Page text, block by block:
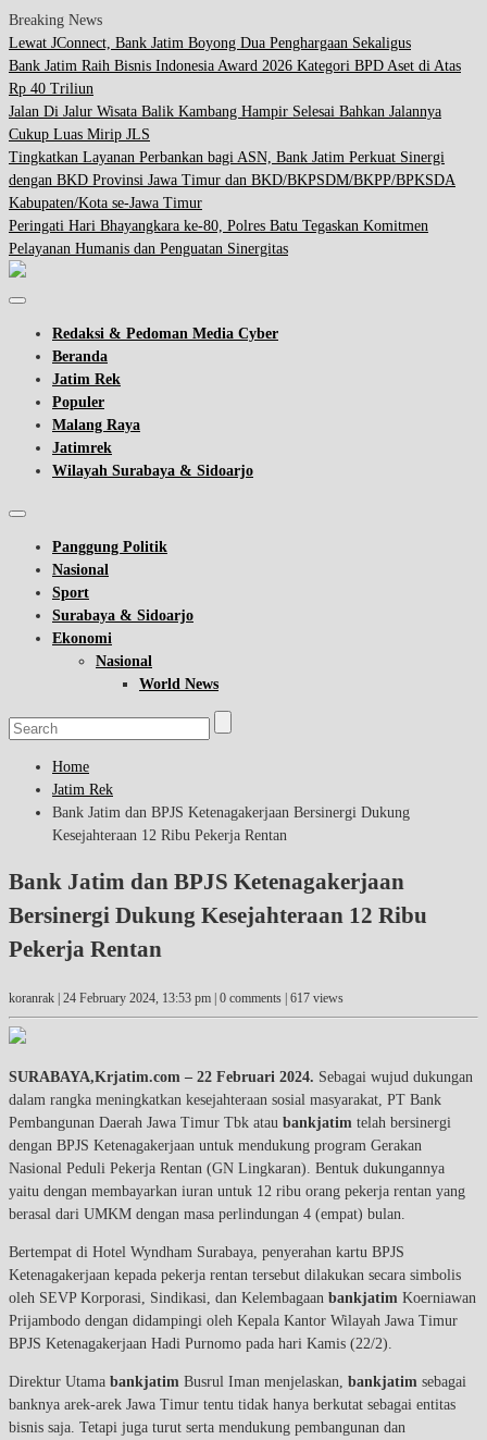
Breaking News
Lewat JConnect, Bank Jatim Boyong Dua Penghargaan Sekaligus
Bank Jatim Raih Bisnis Indonesia Award 2026 Kategori BPD Aset di Atas
Rp 40 Triliun
Jalan Di Jalur Wisata Balik Kambang Hampir Selesai Bahkan Jalannya
Cukup Luas Mirip JLS
Tingkatkan Layanan Perbankan bagi ASN, Bank Jatim Perkuat Sinergi
dengan BKD Provinsi Jawa Timur dan BKD/BKPSDM/BKPP/BPKSDA
Kabupaten/Kota se-Jawa Timur
Peringati Hari Bhayangkara ke-80, Polres Batu Tegaskan Komitmen
Pelayanan Humanis dan Penguatan Sinergitas
Redaksi & Pedoman Media Cyber
Beranda
Jatim Rek
Populer
Malang Raya
Jatimrek
Wilayah Surabaya & Sidoarjo
Panggung Politik
Nasional
Sport
Surabaya & Sidoarjo
Ekonomi
Nasional
World News
Home
Jatim Rek
Bank Jatim dan BPJS Ketenagakerjaan Bersinergi Dukung
Kesejahteraan 12 Ribu Pekerja Rentan
Bank Jatim dan BPJS Ketenagakerjaan
Bersinergi Dukung Kesejahteraan 12 Ribu
Pekerja Rentan
koranrak | 24 February 2024, 13:53 pm | 0 comments | 617 views
SURABAYA,Krjatim.com – 22 Februari 2024. Sebagai wujud dukungan
dalam rangka meningkatkan kesejahteraan sosial masyarakat, PT Bank
Pembangunan Daerah Jawa Timur Tbk atau bankjatim telah bersinergi
dengan BPJS Ketenagakerjaan untuk mendukung program Gerakan
Nasional Peduli Pekerja Rentan (GN Lingkaran). Bentuk dukungannya
yaitu dengan membayarkan iuran untuk 12 ribu orang pekerja rentan yang
berasal dari UMKM dengan masa perlindungan 4 (empat) bulan.
Bertempat di Hotel Wyndham Surabaya, penyerahan kartu BPJS
Ketenagakerjaan kepada pekerja rentan tersebut dilakukan secara simbolis
oleh SEVP Korporasi, Sindikasi, dan Kelembagaan bankjatim Koerniawan
Prijambodo dengan didampingi oleh Kepala Kantor Wilayah Jawa Timur
BPJS Ketenagakerjaan Hadi Purnomo pada hari Kamis (22/2).
Direktur Utama bankjatim Busrul Iman menjelaskan, bankjatim sebagai
banknya arek-arek Jawa Timur tentu tidak hanya berkutat sebagai entitas
bisnis saja. Tetapi juga turut serta mendukung pembangunan dan